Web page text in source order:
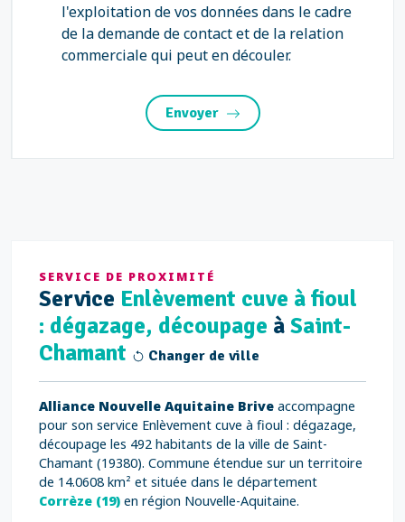
l'exploitation de vos données dans le cadre
de la demande de contact et de la relation
commerciale qui peut en découler.
Envoyer
SERVICE DE PROXIMITÉ
Service Enlèvement cuve à fioul
: dégazage, découpage àSaint-
Chamant
Changer de ville
Alliance Nouvelle Aquitaine Brive accompagne
pour son service Enlèvement cuve à fioul : dégazage,
découpage les 492 habitants de la ville de Saint-
Chamant (19380). Commune étendue sur un territoire
de 14.0608 km² et située dans le département
Corrèze (19) en région Nouvelle-Aquitaine.